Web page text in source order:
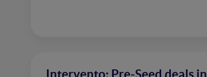
Intervento: Pre-Seed deals in